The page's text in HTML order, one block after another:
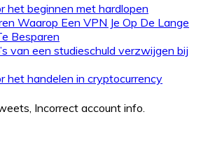
Incorrect account info.